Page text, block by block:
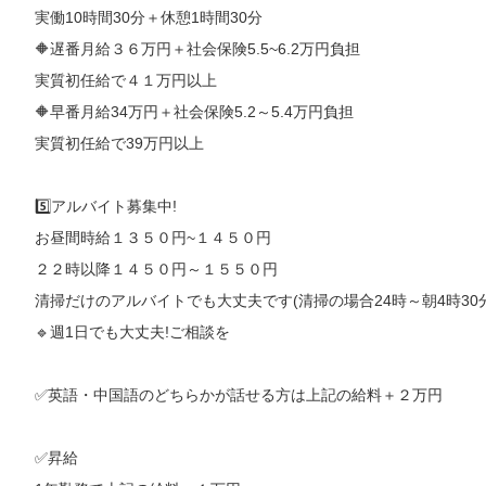
実働10時間30分＋休憩1時間30分
🔶遅番月給３６万円＋社会保険5.5~6.2万円負担
実質初任給で４１万円以上
🔶早番月給34万円＋社会保険5.2～5.4万円負担
実質初任給で39万円以上
5️⃣アルバイト募集中!
お昼間時給１３５０円~１４５０円
２２時以降１４５０円～１５５０円
清掃だけのアルバイトでも大丈夫です(清掃の場合24時～朝4時30
🔹週1日でも大丈夫!ご相談を
✅英語・中国語のどちらかが話せる方は上記の給料＋２万円
✅昇給